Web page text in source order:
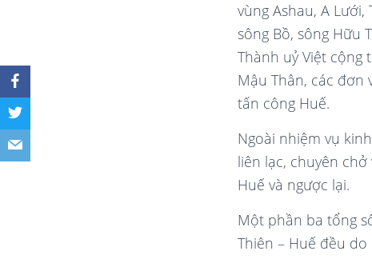
vùng Ashau, A
sông Bồ, sông Hữu
Thành uỷ Việt cộng
Mậu Thân, các đơn
tấn công Huế.
Ngoài nhiệm vụ
liên lạc, chuyên
Huế và ngược lại.
Một phần ba tổng
Thiên – Huế đều